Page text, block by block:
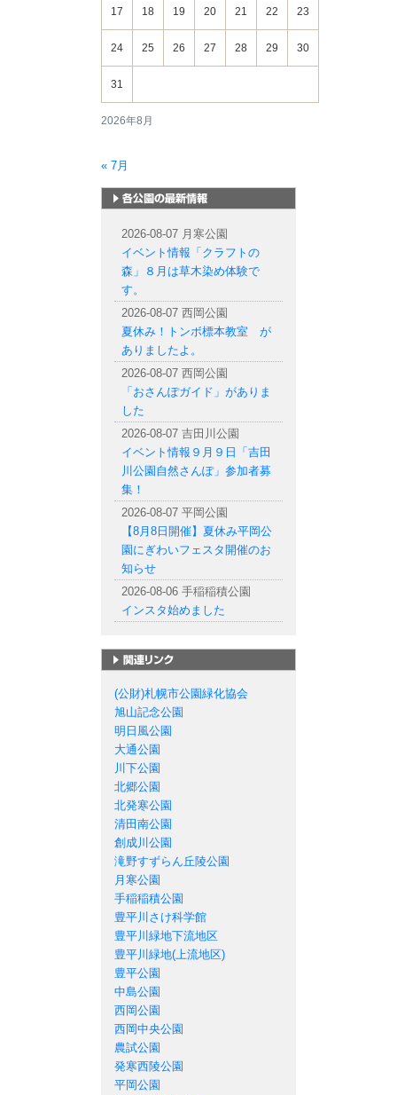
2026年8月
17 18 19 20 21 22 23
24 25 26 27 28 29 30
31
« 7月
2026-08-07 月寒公園
イベント情報「クラフトの
森」８月は草木染め体験で
す。
2026-08-07 西岡公園
夏休み！トンボ標本教室 が
ありましたよ。
2026-08-07 西岡公園
「おさんぽガイド」がありま
した
2026-08-07 吉田川公園
イベント情報９月９日「吉田
川公園自然さんぽ」参加者募
集！
2026-08-07 平岡公園
【8月8日開催】夏休み平岡公
園にぎわいフェスタ開催のお
知らせ
2026-08-06 手稲稲積公園
インスタ始めました
(公財)札幌市公園緑化協会
旭山記念公園
明日風公園
大通公園
川下公園
北郷公園
北発寒公園
清田南公園
創成川公園
滝野すずらん丘陵公園
月寒公園
手稲稲積公園
豊平川さけ科学館
豊平川緑地下流地区
豊平川緑地(上流地区)
豊平公園
中島公園
西岡公園
西岡中央公園
農試公園
発寒西陵公園
平岡公園